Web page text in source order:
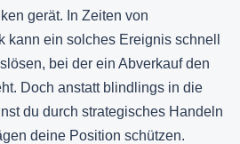
gerät. In Zeiten von
kann ein solches Ereignis schnell
bei der ein Abverkauf den
Doch anstatt blindlings in die
du durch strategisches Handeln
deine Position schützen.